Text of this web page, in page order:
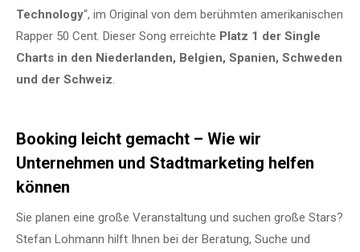
Technology“, im Original von dem berühmten amerikanischen
Rapper 50 Cent. Dieser Song erreichte Platz 1 der Single
Charts in den Niederlanden, Belgien, Spanien, Schweden
und der Schweiz.
Booking leicht gemacht – Wie wir
Unternehmen und Stadtmarketing helfen
können
Sie planen eine große Veranstaltung und suchen große Stars?
Stefan Lohmann hilft Ihnen bei der Beratung, Suche und